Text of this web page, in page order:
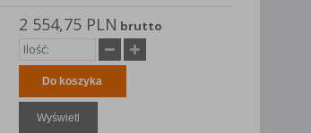
2 554,75 PLN brutto
Do koszyka
Wyświetl